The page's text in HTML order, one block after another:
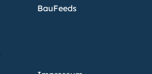
BauFeeds